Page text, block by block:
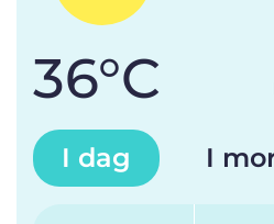
36°C
I dag I